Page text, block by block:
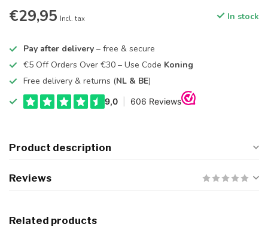
€29,95 Incl. tax In stock
Pay after delivery – free & secure
€5 Off Orders Over €30 – Use Code Koning
Free delivery & returns (NL & BE)
Product description
Reviews
Related products